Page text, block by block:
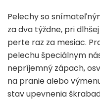
Pelechy so
za dva týždne, pri
perte raz za mesiac.
pelechu špeciálnym
nepríjemný zápach,
na pranie alebo
stav upevnenia